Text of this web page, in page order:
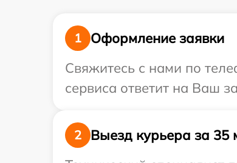
1
Оформление заявки
Свяжитесь с нами по
сервиса ответит на Ваш
2
Выезд курьера за 35